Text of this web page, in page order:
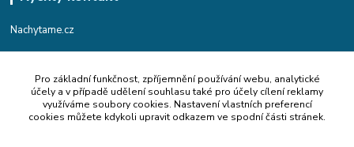
Nachytame.cz
Telefon : +420 774 912 435
(Po-Pá, 9:00-17:00 hod.)
Email : info@nachytame.cz
Pro základní funkčnost, zpříjemnění používání webu, analytické
účely a v případě udělení souhlasu také pro účely cílení reklamy
využíváme soubory cookies. Nastavení vlastních preferencí
cookies můžete kdykoli upravit odkazem ve spodní části stránek.